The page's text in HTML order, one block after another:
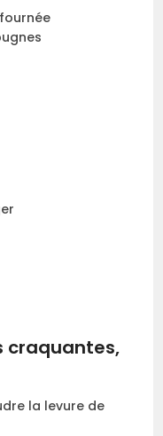
craquantes,
la levure de